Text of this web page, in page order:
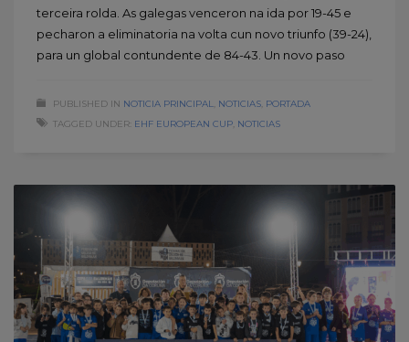
terceira rolda. As galegas venceron na ida por 19-45 e
pecharon a eliminatoria na volta cun novo triunfo (39-24),
para un global contundente de 84-43. Un novo paso
PUBLISHED IN NOTICIA PRINCIPAL NOTICIAS PORTADA
TAGGED UNDER: EHF EUROPEAN CUP NOTICIAS